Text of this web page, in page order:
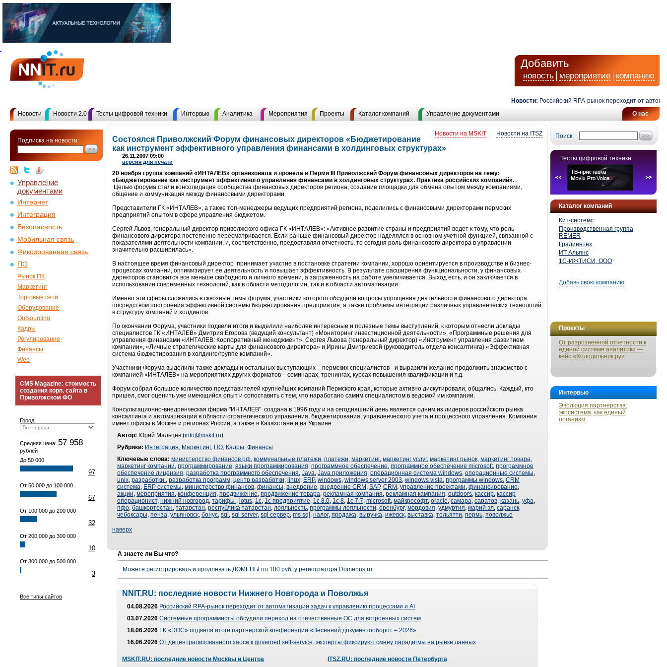
Добавить
новость мероприятие компанию
Новости: Российский RPA-рынок переходит от
О нас
Новости Новости 2.0 Тесты цифровой техники Интервью Аналитика Мероприятия Проекты Каталог компаний Управление документами
Подписка на новости:
Управление
документами
Интернет
Интеграция
Безопасность
Мобильная связь
Фиксированная связь
ПО
Рынок ПК
Маркетинг
Торговые сети
Оборудование
Outsourcing
Кадры
Регулирование
Финансы
Web
CMS Magazine: стоимость
создания корп. сайта в
Приволжском ФО
Город:
Средняя цена: 57 958
рублей
До 50 000
97
От 50 000 до 100 000
67
От 100 000 до 200 000
32
От 200 000 до 300 000
10
От 300 000 до 500 000
3
Все типы сайтов
Поиск:
Тесты цифровой техники
Каталог компаний
Кит-системс
Производственная группа
REMER
Градиентех
ИТ Альянс
1С-ИЖТИСИ, ООО
Добавь свою компанию
Проекты
От разрозненной отчетности к
единой системе аналитики —
кейс «Холодильник.ру»
Интервью
Эволюция партнерства:
экосистема, как единый
организм
Новости на ITSZ
Новости на MSKIT
Состоялся Приволжский Форум финансовых директоров «Бюджетирование
как инструмент эффективного управления финансами в холдинговых структурах»
26.11.2007 09:00
версия для печати
20 ноября группа компаний «ИНТАЛЕВ» организовала и провела в Перми III Приволжский Форум финансовых директоров на тему:
«Бюджетирование как инструмент эффективного управления финансами в холдинговых структурах. Практика российских компаний».
Целью форума стали консолидация сообщества финансовых директоров региона, создание площадки для обмена опытом между компаниями,
общение и коммуникация между финансовыми директорами.
Представители ГК «ИНТАЛЕВ», а также топ-менеджеры ведущих предприятий региона, поделились с финансовыми директорами пермских
предприятий опытом в сфере управления бюджетом.
Сергей Львов, генеральный директор приволжского офиса ГК «ИНТАЛЕВ»: «Активное развитие страны и предприятий ведет к тому, что роль
финансового директора постепенно пересматривается. Если раньше финансовый директор наделялся в основном учетной функцией, связанной с
показателями деятельности компании, и, соответственно, предоставлял отчетность, то сегодня роль финансового директора в управлении
значительно расширилась».
В настоящее время финансовый директор принимает участие в постановке стратегии компании, хорошо ориентируется в производстве и бизнес-
процессах компании, оптимизирует ее деятельность и повышает эффективность. В результате расширения функциональности, у финансовых
директоров становится все меньше свободного и личного времени, а загруженность на работе увеличивается. Выход есть, и он заключается в
использовании современных технологий, как в области методологии, так и в области автоматизации.
Именно эти сферы сложились в сквозные темы форума, участники которого обсудили вопросы упрощения деятельности финансового директора
посредством построения эффективной системы бюджетирования предприятия, а также проблемы интеграции различных управленческих технологий
в структуру компаний и холдингов.
По окончании Форума, участники подвели итоги и выделили наиболее интересные и полезные темы выступлений, к которым отнесли доклады
специалистов ГК «ИНТАЛЕВ» Дмитрия Егорова (ведущий консультант) «Мониторинг инвестиционной деятельности», «Программные решения для
управления финансами «ИНТАЛЕВ: Корпоративный менеджмент», Сергея Львова (генеральный директор) «Инструмент управления развитием
компании», «Личные стратегические карты для финансового директора» и Ирины Дмитриевой (руководитель отдела консалтинга) «Эффективная
система бюджетирования в холдинге/группе компаний».
Участники Форума выделили также доклады и остальных выступающих – пермских специалистов - и выразили желание продолжить знакомство с
компанией «ИНТАЛЕВ» на мероприятиях других форматов – семинарах, тренингах, курсах повышения квалификации и т.д.
Форум собрал большое количество представителей крупнейших компаний Пермского края, которые активно дискутировали, общались. Каждый, кто
пришел, смог оценить уже имеющийся опыт и сопоставить с тем, что наработано самим специалистом в ведомой им компании.
Консультационно-внедренческая фирма "ИНТАЛЕВ" создана в 1996 году и на сегодняшний день является одним из лидеров российского рынка
консалтинга и автоматизации в области стратегического управления, бюджетирования, управленческого учета и процессного управления. Компания
имеет офисы в Москве и регионах России, а также в Казахстане и на Украине.
Автор: Юрий Мальцев (info@mskit.ru)
Рубрики: Интеграция, Маркетинг, ПО, Кадры, Финансы
Ключевые слова: министерство финансов рф, коммунальные платежи, платежи, маркетинг, маркетинг услуг, маркетинг рынок, маркетинг товара,
маркетинг компании, программирование, языки программирования, программное обеспечение, программное обеспечение microsoft, программное
обеспечение лицензия, разработка программного обеспечения, Java, Java приложения, операционная система windows, операционные системы,
unix, разработки , разработка программ, центр разработки, linux, ERP, windows, windows server 2003, windows vista, программы windows, CRM
система, ERP системы, министерство финансов, финансы, внедрение, внедрение CRM , SAP, CRM , управление проектами, финансирование,
акции, мероприятия, конференция, продвижение, продвижение товара, рекламная компания, рекламная кампания, outdoors, кассир, кассир
операционист, нижний новгород, тарифы , lotus, 1с, 1с предприятие, 1с 8.0, 1с 8, 1с 7.7, microsoft, майкрософт, oracle, самара, саратов, казань, уфа,
пфо, башкортостан, татарстан, республика татарстан, лояльность, программы лояльности, оренбург, мордовия, удмуртия, марий эл, саранск,
чебоксары, пенза, ульяновск, бонус, sql , sql server, sql сервер, ms sql , налог, продажа, выручка, ижевск, выставка, тольятти, пермь, поволжье
наверх
А знаете ли Вы что?
Можете регистрировать и продлевать ДОМЕНЫ по 180 руб. у регистратора Domenus.ru.
NNIT.RU: последние новости Нижнего Новгорода и Поволжья
04.08.2026 Российский RPA-рынок переходит от автоматизации задач к управлению процессами и AI
03.07.2026 Системные программисты обсудили переход на отечественные ОС для встроенных систем
18.06.2026 ГК «ЭОС» подвела итоги партнерской конференции «Весенний документооборот – 2026»
16.06.2026 От децентрализованного хаоса к governed self-service: эксперты фиксируют смену парадигмы на рынке данных
MSKIT.RU: последние новости Москвы и Центра ITSZ.RU: последние новости Петербурга